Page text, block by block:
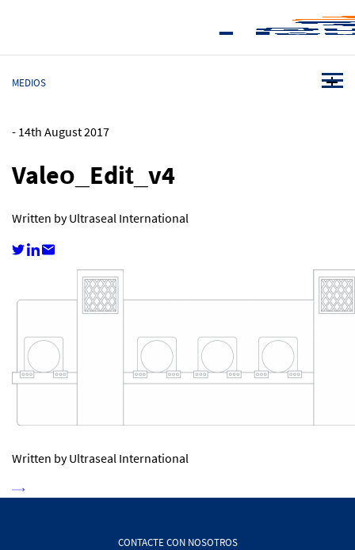
MEDIOS
-14th August 2017
Valeo_Edit_v4
Written by Ultraseal International
Written by Ultraseal International
CONTACTE CON NOSOTROS